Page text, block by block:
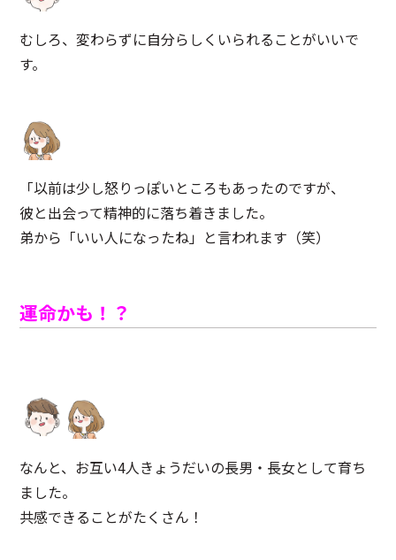
むしろ、変わらずに自分らしくいられることがいいで
す。
「以前は少し怒りっぽいところもあったのですが、
彼と出会って精神的に落ち着きました。
弟から「いい人になったね」と言われます（笑）
運命かも！？
なんと、お互い4人きょうだいの長男・長女として育ち
ました。
共感できることがたくさん！